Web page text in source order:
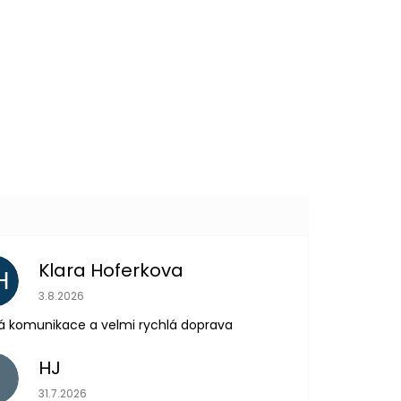
Klara Hoferkova
Hodnocení obchodu je 5 z 5 hvězdiček.
3.8.2026
komunikace a velmi rychlá doprava
HJ
Hodnocení obchodu je 5 z 5 hvězdiček.
31.7.2026